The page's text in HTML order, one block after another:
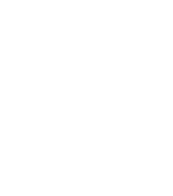
으로 인해 갈라질 수
도 있으며 겉포장 비
않습니다.